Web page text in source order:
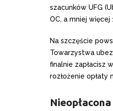
szacunków UFG
OC, a mniej
Na szczęście
Towarzystwa
finalnie zapłacisz
rozłożenie opłaty